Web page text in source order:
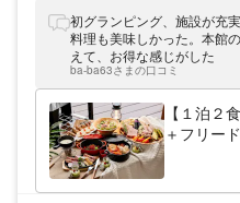
初グランピング、施設が充
料理も美味しかった。本館
えて、お得な感じがした
ba-ba63さまの口コミ
【１泊２
＋フリー